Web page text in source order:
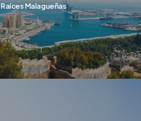
Raíces Malagueñas